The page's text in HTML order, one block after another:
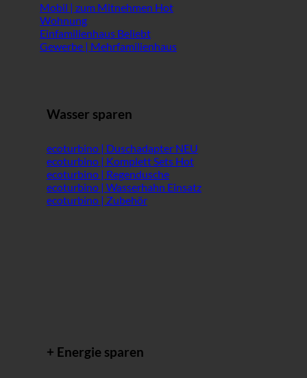
Mobil | zum Mitnehmen
Wohnung
Einfamilienhaus
Gewerbe | Mehrfamilienhaus
Wasser sparen
ecoturbino | Duschadapter
ecoturbino | Komplett Sets
ecoturbino | Regendusche
ecoturbino | Wasserhahn Einsatz
ecoturbino | Zubehör
+ Energie sparen